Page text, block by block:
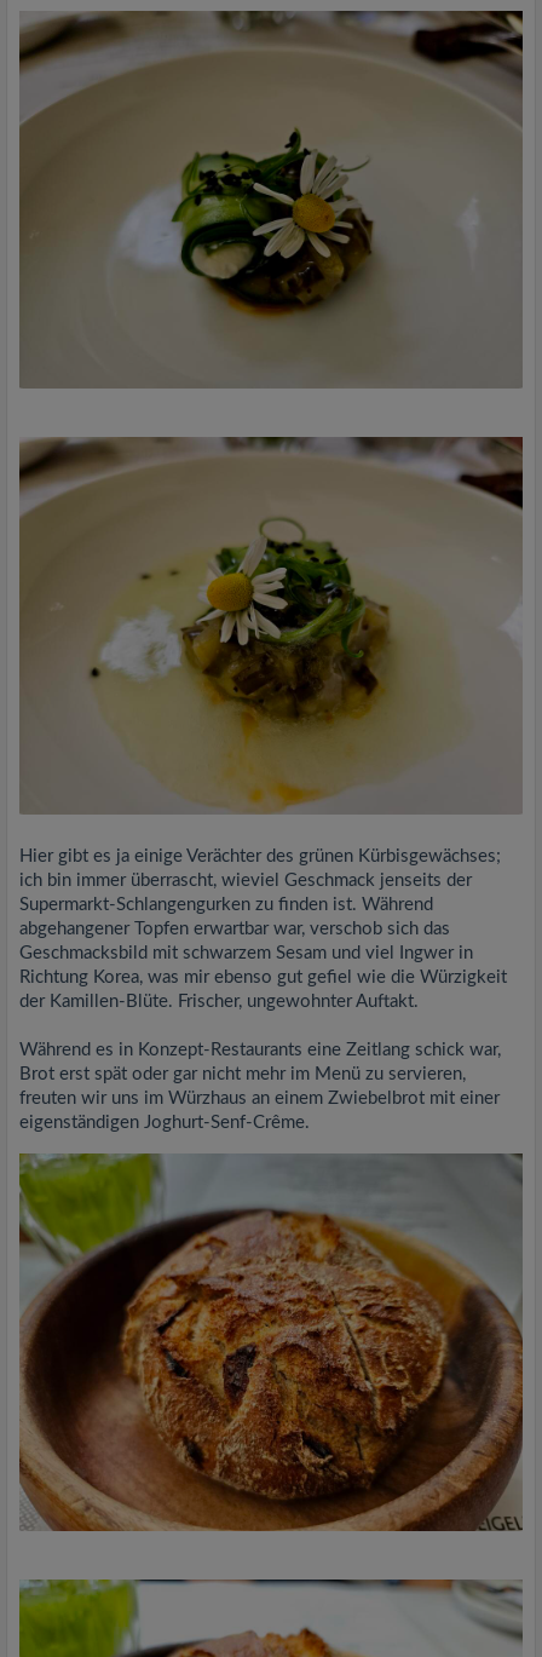
Hier gibt es ja einige Verächter des grünen Kürbisgewächses;
ich bin immer überrascht, wieviel Geschmack jenseits der
Supermarkt-Schlangengurken zu finden ist. Während
abgehangener Topfen erwartbar war, verschob sich das
Geschmacksbild mit schwarzem Sesam und viel Ingwer in
Richtung Korea, was mir ebenso gut gefiel wie die Würzigkeit
der Kamillen-Blüte. Frischer, ungewohnter Auftakt.
Während es in Konzept-Restaurants eine Zeitlang schick war,
Brot erst spät oder gar nicht mehr im Menü zu servieren,
freuten wir uns im Würzhaus an einem Zwiebelbrot mit einer
eigenständigen Joghurt-Senf-Crême.